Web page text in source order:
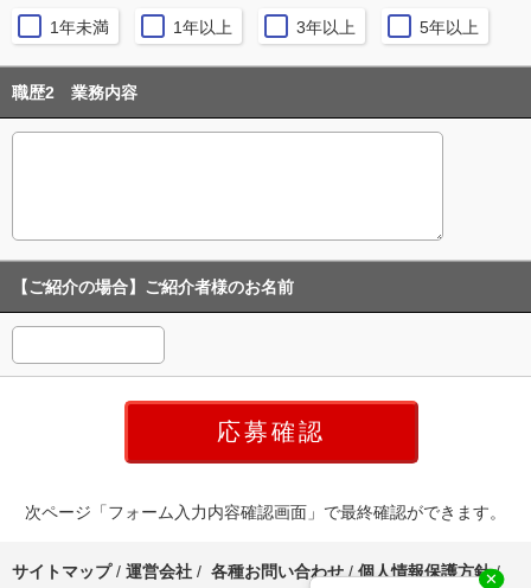
1年未満 1年以上 3年以上 5年以上
職歴2 業務内容
【ご紹介の場合】ご紹介者様のお名前
次ページ「フォーム入力内容確認画面」で最終確認ができます。
サイトマップ/ 運営会社 / 各種お問い合わせ / 個人情報保護方針/
✕